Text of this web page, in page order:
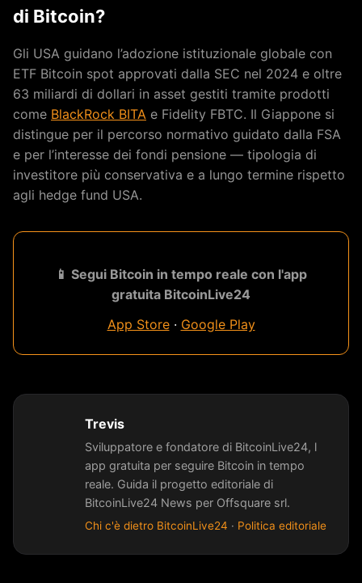
di Bitcoin?
Gli USA guidano l’adozione istituzionale globale con
ETF Bitcoin spot approvati dalla SEC nel 2024 e oltre
63 miliardi di dollari in asset gestiti tramite prodotti
come BlackRock BITA e Fidelity FBTC. Il Giappone si
distingue per il percorso normativo guidato dalla FSA
e per l’interesse dei fondi pensione — tipologia di
investitore più conservativa e a lungo termine rispetto
agli hedge fund USA.
📱 Segui Bitcoin in tempo reale con l'app
gratuita BitcoinLive24
App Store· Google Play
Trevis
Sviluppatore e fondatore di BitcoinLive24, l
app gratuita per seguire Bitcoin in tempo
reale. Guida il progetto editoriale di
BitcoinLive24 News per Offsquare srl.
Chi c'è dietro BitcoinLive24 · Politica editoriale